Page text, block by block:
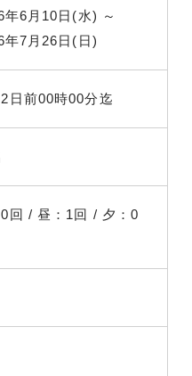
年6月10日(水) ～
年7月26日(日)
日前00時00分迄
回 / 昼：1回 / 夕：0